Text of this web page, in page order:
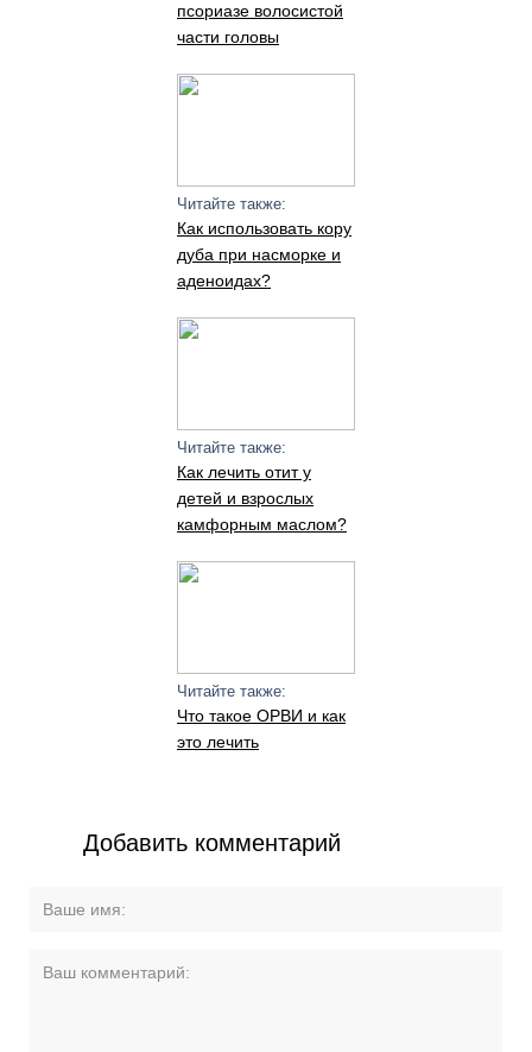
псориазе волосистой
части головы
Читайте также:
Как использовать кору
дуба при насморке и
аденоидах?
Читайте также:
Как лечить отит у
детей и взрослых
камфорным маслом?
Читайте также:
Что такое ОРВИ и как
это лечить
Добавить комментарий